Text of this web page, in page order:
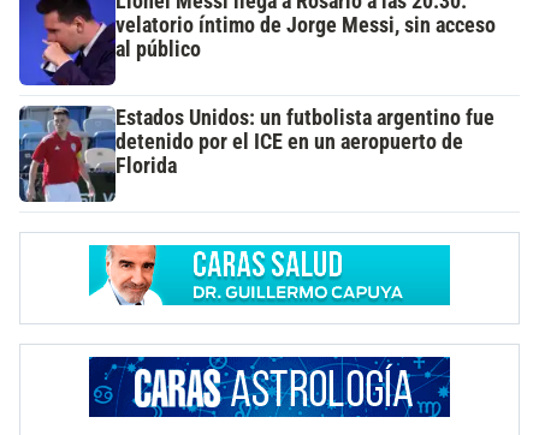
velatorio íntimo de Jorge Messi, sin acceso
al público
Estados Unidos: un futbolista argentino fue
detenido por el ICE en un aeropuerto de
Florida